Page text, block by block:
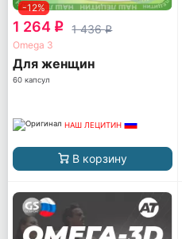
-12%
1 264 q 1 436q
Omega 3
Для женщин
60 капсул
НАШ ЛЕЦИТИН
В корзину